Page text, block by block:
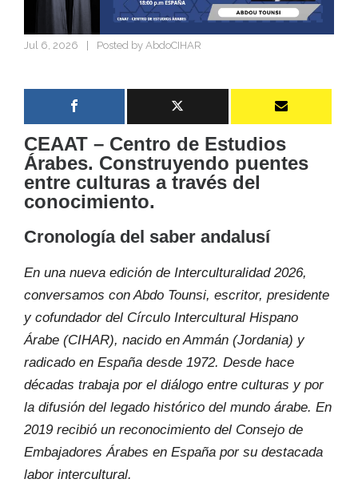
Jul 6, 2026 Posted by AbdoCIHAR
CEAAT – Centro de Estudios
Árabes. Construyendo puentes
entre culturas a través del
conocimiento.
Cronología del saber andalusí
En una nueva edición de Interculturalidad 2026,
conversamos con Abdo Tounsi, escritor, presidente
y cofundador del Círculo Intercultural Hispano
Árabe (CIHAR), nacido en Ammán (Jordania) y
radicado en España desde 1972. Desde hace
décadas trabaja por el diálogo entre culturas y por
la difusión del legado histórico del mundo árabe. En
2019 recibió un reconocimiento del Consejo de
Embajadores Árabes en España por su destacada
labor intercultural.